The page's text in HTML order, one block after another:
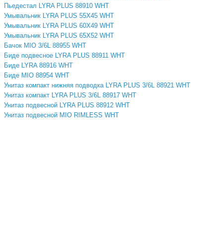
Пьедестал LYRA PLUS 88910 WHT
Умывальник LYRA PLUS 55Х45 WHT
Умывальник LYRA PLUS 60Х49 WHT
Умывальник LYRA PLUS 65Х52 WHT
Бачок MIO 3/6L 88955 WHT
Биде подвесное LYRA PLUS 88911 WHT
Биде LYRA 88916 WHT
Биде MIO 88954 WHT
Унитаз компакт нижняя подводка LYRA PLUS 3/6L 88921 WHT
Унитаз компакт LYRA PLUS 3/6L 88917 WHT
Унитаз подвесной LYRA PLUS 88912 WHT
Унитаз подвесной MIO RIMLESS WHT